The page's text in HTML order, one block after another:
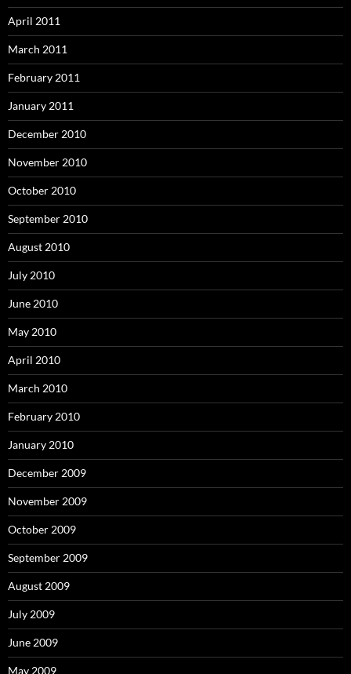
April 2011
March 2011
February 2011
January 2011
December 2010
November 2010
October 2010
September 2010
August 2010
July 2010
June 2010
May 2010
April 2010
March 2010
February 2010
January 2010
December 2009
November 2009
October 2009
September 2009
August 2009
July 2009
June 2009
May 2009